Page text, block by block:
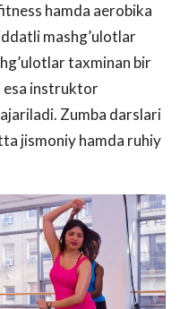
hamda aerobika
mashg’ulotlar
taxminan bir
esa instruktor
Zumba darslari
jismoniy hamda ruhiy